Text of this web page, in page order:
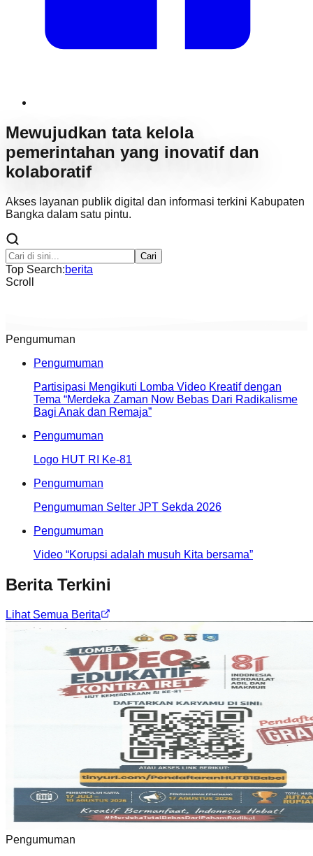
Mewujudkan tata kelola
pemerintahan yang inovatif dan
kolaboratif
Akses layanan publik digital dan informasi terkini Kabupaten
Bangka dalam satu pintu.
Cari
Top Search:berita
Scroll
Pengumuman
Pengumuman
Partisipasi Mengikuti Lomba Video Kreatif dengan
Tema “Merdeka Zaman Now Bebas Dari Radikalisme
Bagi Anak dan Remaja”
Pengumuman
Logo HUT RI Ke-81
Pengumuman
Pengumuman Selter JPT Sekda 2026
Pengumuman
Video “Korupsi adalah musuh Kita bersama”
Berita Terkini
Lihat Semua Berita
Pengumuman